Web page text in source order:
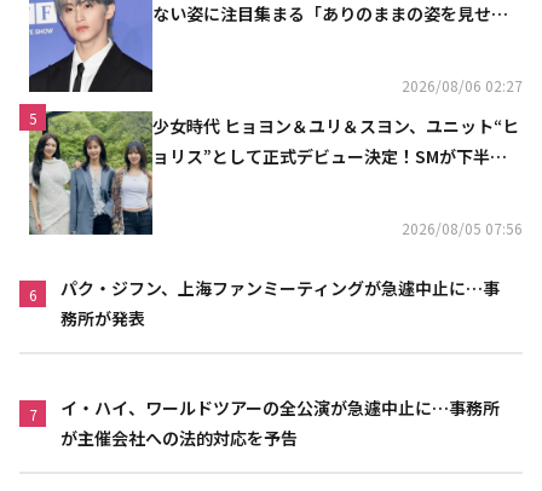
ない姿に注目集まる「ありのままの姿を見せた
2026/08/06 02:27
5
少女時代 ヒョヨン＆ユリ＆スヨン、ユニット“ヒ
ョリス”として正式デビュー決定！SMが下半期
2026/08/05 07:56
6
パク・ジフン、上海ファンミーティングが急遽中止に…事
務所が発表
7
イ・ハイ、ワールドツアーの全公演が急遽中止に…事務所
が主催会社への法的対応を予告